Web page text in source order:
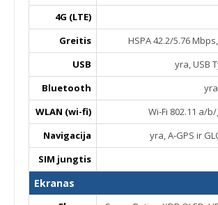
4G (LTE)
Greitis
HSPA 42.2/5.76
USB
yra, USB
Bluetooth
WLAN (wi-fi)
Wi-Fi 802.11 a/
Navigacija
yra, A-GPS ir
SIM jungtis
Ekranas